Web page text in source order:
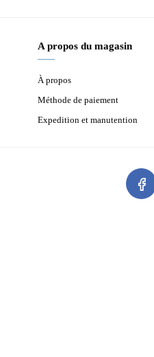
A propos du magasin
À propos
Méthode de paiement
Expedition et manutention